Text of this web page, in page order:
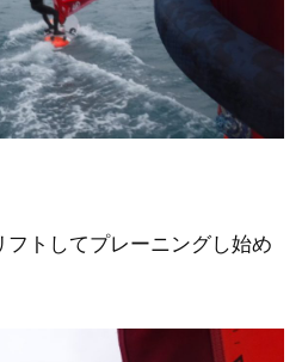
トしてプレーニングし始め